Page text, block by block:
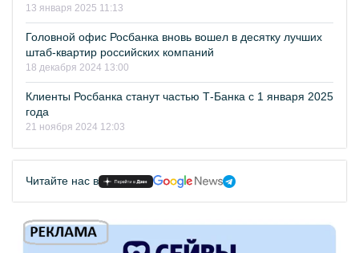
13 января 2025 11:13
Головной офис Росбанка вновь вошел в десятку лучших
штаб-квартир российских компаний
18 декабря 2024 13:00
Клиенты Росбанка станут частью Т-Банка с 1 января 2025
года
21 ноября 2024 12:03
Читайте нас в